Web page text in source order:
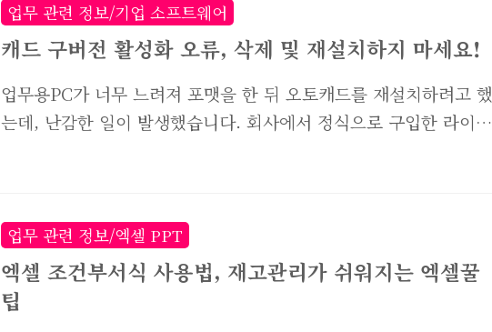
업무 관련 정보/기업 소프트웨어
캐드 구버전 활성화 오류, 삭제 및 재설치하지 마세요!
업무용PC가 너무 느려져 포맷을 한 뒤 오토캐드를 재설치하려고 했
는데, 난감한 일이 발생했습니다. 회사에서 정식으로 구입한 라이센
개인적인 생각을 공유하고자 합니다. 예전에 오토캐드 법무법인 실
사를 받은 내용을 포스팅한적이 있었는데, 궁금하다면 해당 포스팅
도 읽어보세요! # Autodesk(AutoCAD) 법무법인 내용증명부터 실
사, 그리고 대응까지 후기 오토캐드 설치후 프로그램을 실행하고,
업무 관련 정보/엑셀 PPT
엑셀 조건부서식 사용법, 재고관리가 쉬워지는 엑셀꿀
팁